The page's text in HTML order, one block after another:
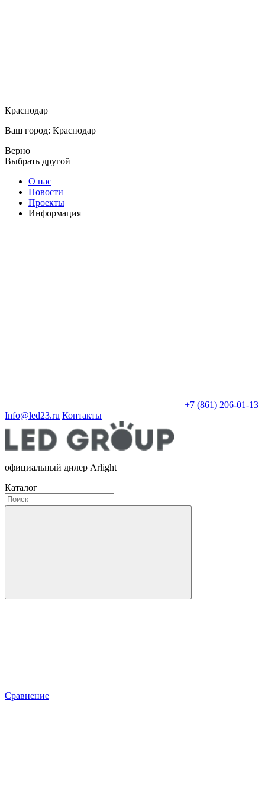
Краснодар
Ваш город: Краснодар
Верно
Выбрать другой
О нас
Новости
Проекты
Информация
+7 (861) 206-01-13
Info@led23.ru Контакты
официальный дилер Arlight
Каталог
Сравнение